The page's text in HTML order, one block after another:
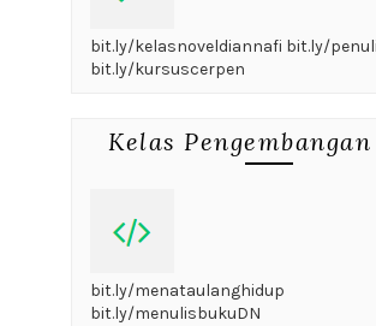
bit.ly/kelasnoveldiannafi bit.ly/
bit.ly/kursuscerpen
Kelas
bit.ly/menataulanghidup
bit.ly/menulisbukuDN